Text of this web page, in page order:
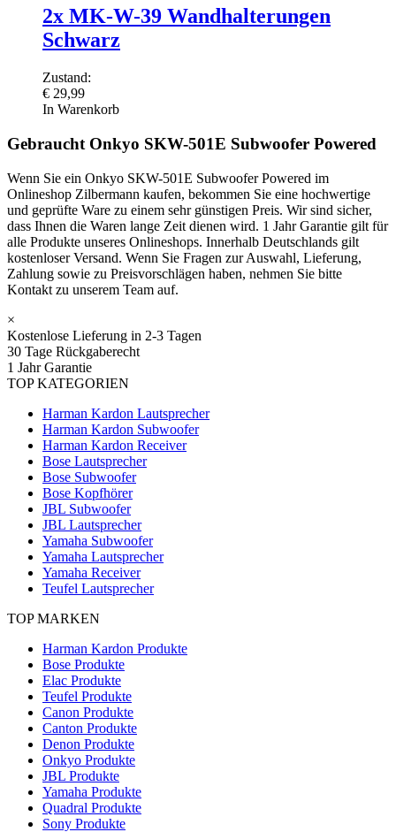
2x MK-W-39 Wandhalterungen
Schwarz
Zustand:
€ 29,99
In Warenkorb
Gebraucht Onkyo SKW-501E Subwoofer Powered
Wenn Sie ein Onkyo SKW-501E Subwoofer Powered im
Onlineshop Zilbermann kaufen, bekommen Sie eine hochwertige
und geprüfte Ware zu einem sehr günstigen Preis. Wir sind sicher,
dass Ihnen die Waren lange Zeit dienen wird. 1 Jahr Garantie gilt für
alle Produkte unseres Onlineshops. Innerhalb Deutschlands gilt
kostenloser Versand. Wenn Sie Fragen zur Auswahl, Lieferung,
Zahlung sowie zu Preisvorschlägen haben, nehmen Sie bitte
Kontakt zu unserem Team auf.
×
Kostenlose Lieferung in 2-3 Tagen
30 Tage Rückgaberecht
1 Jahr Garantie
TOP KATEGORIEN
Harman Kardon Lautsprecher
Harman Kardon Subwoofer
Harman Kardon Receiver
Bose Lautsprecher
Bose Subwoofer
Bose Kopfhörer
JBL Subwoofer
JBL Lautsprecher
Yamaha Subwoofer
Yamaha Lautsprecher
Yamaha Receiver
Teufel Lautsprecher
TOP MARKEN
Harman Kardon Produkte
Bose Produkte
Elac Produkte
Teufel Produkte
Canon Produkte
Canton Produkte
Denon Produkte
Onkyo Produkte
JBL Produkte
Yamaha Produkte
Quadral Produkte
Sony Produkte